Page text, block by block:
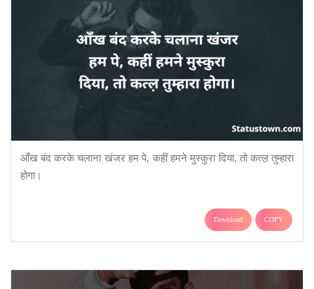
आँख बंद करके चलाना खंजर हम पे, कहीं हमने मुस्कुरा दिया, तो कत्ल़ तुम्हारा
होगा।
Download COPY